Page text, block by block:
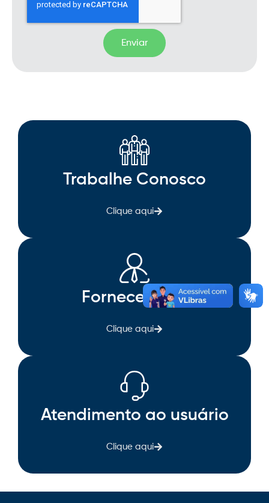
Enviar
Trabalhe Conosco
Clique aqui
Fornecedores
Clique aqui
Atendimento ao usuário
Clique aqui